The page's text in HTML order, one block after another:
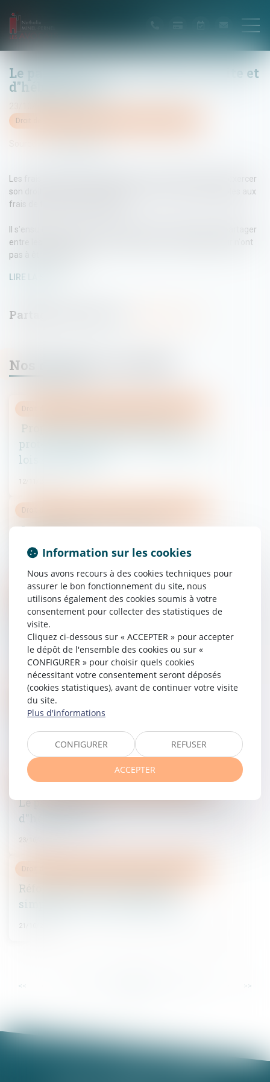
Le partage des frais de droit de visite et
d''héberbement
Droit de la famille, des personnes et de leur patrimoine
Les frais de transport exposés par un parent divorcé pour exercer
son droit de visite et d'hébergement ne sont pas assimilables aux
frais de transport des enfants.
Il s'ensuit que si les frais de transport des enfants sont à partager
entre les époux, les frais de transport de l'accompagnateur n'ont
pas à être partagés...
LIRE LA SUITE
Nos dernières actualités
Proposition de loi relative à la
protection de l'enfant - Panorama des
lois - Actualités
12/11/2015
Jugement de divorce et bail
d'habitation
Droit de la famille, des personnes et de leur patrimoine
Plus de pouvoirs pour le parent dans
la gestion des biens de son enfant - Le
Particulier
Droit de la famille, des personnes et de leur patrimoine
Droit de retour légal et dispositions
testamentaires - La Gazette du Palais
26/10/2015
Droit de la famille, des personnes et de leur patrimoine
Le partage des frais de droit de visite et
d''héberbement
23/10/2015
Droit de la famille, des personnes et de leur patrimoine
Réforme du droit de la famille :
simplification et modernisation
21/10/2015
Droit de la famille, des personnes et de leur patrimoine
<< >>
Information sur les cookies
Nous avons recours à des cookies techniques pour
assurer le bon fonctionnement du site, nous
utilisons également des cookies soumis à votre
consentement pour collecter des statistiques de
visite.
Cliquez ci-dessous sur « ACCEPTER » pour accepter
le dépôt de l'ensemble des cookies ou sur «
CONFIGURER » pour choisir quels cookies
nécessitant votre consentement seront déposés
(cookies statistiques), avant de continuer votre visite
du site.
Plus d'informations
CONFIGURER REFUSER
ACCEPTER